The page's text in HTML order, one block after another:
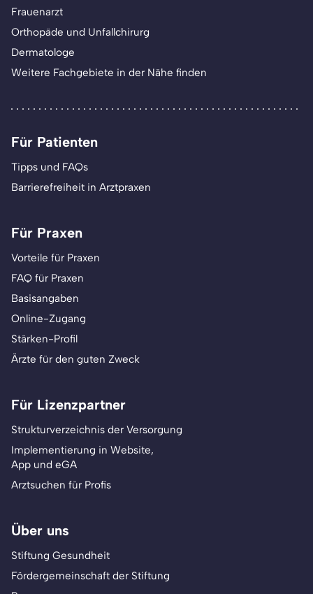
Frauenarzt
Orthopäde und Unfallchirurg
Dermatologe
Weitere Fachgebiete in der Nähe finden
Für Patienten
Tipps und FAQs
Barrierefreiheit in Arztpraxen
Für Praxen
Vorteile für Praxen
FAQ für Praxen
Basisangaben
Online-Zugang
Stärken-Profil
Ärzte für den guten Zweck
Für Lizenzpartner
Strukturverzeichnis der Versorgung
Implementierung in Website,
App und eGA
Arztsuchen für Profis
Über uns
Stiftung Gesundheit
Fördergemeinschaft der Stiftung